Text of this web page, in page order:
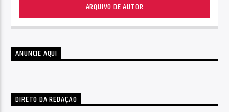
ARQUIVO DE AUTOR
ANUNCIE AQUI
DIRETO DA REDAÇÃO